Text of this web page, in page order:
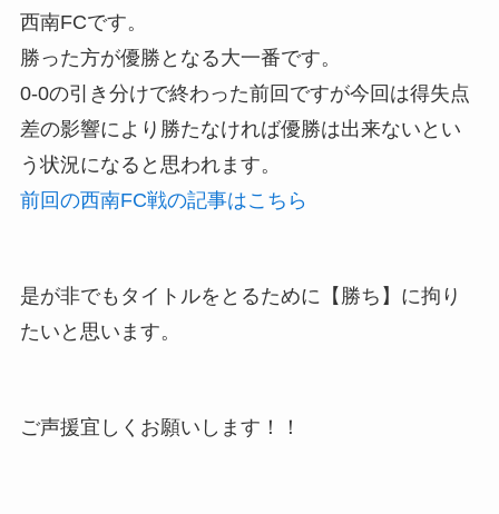
西南FCです。
勝った方が優勝となる大一番です。
0-0の引き分けで終わった前回ですが今回は得失点
差の影響により勝たなければ優勝は出来ないとい
う状況になると思われます。
前回の西南FC戦の記事はこちら
是が非でもタイトルをとるために【勝ち】に拘り
たいと思います。
ご声援宜しくお願いします！！